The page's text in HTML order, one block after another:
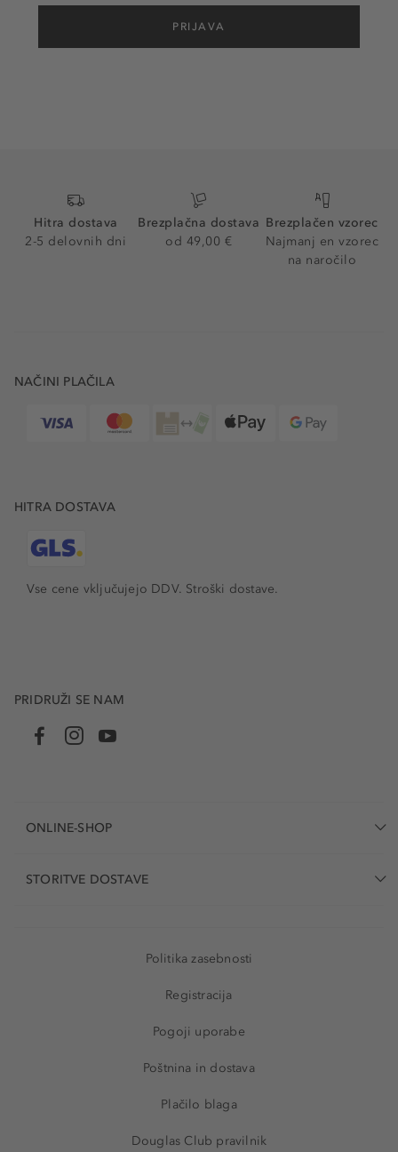
PRIJAVA
Hitra dostava
2-5 delovnih dni
Brezplačna dostava
od 49,00 €
Brezplačen vzorec
Najmanj en vzorec
na naročilo
NAČINI PLAČILA
HITRA DOSTAVA
Vse cene vključujejo DDV. Stroški dostave.
PRIDRUŽI SE NAM
ONLINE-SHOP
STORITVE DOSTAVE
Politika zasebnosti
Registracija
Pogoji uporabe
Poštnina in dostava
Plačilo blaga
Douglas Club pravilnik